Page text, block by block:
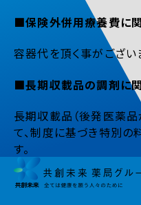
■保険外併用療養費に
容器代を頂く事がござい
■長期収載品の調剤に
長期収載品（後発医薬
て、制度に基づき特別の
す。